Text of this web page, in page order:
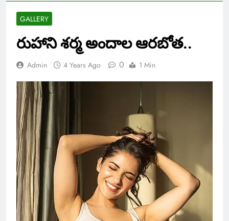
GALLERY
రుహాని శర్మ అందాల ఆరబోత..
Admin 4 Years Ago 0 1 Min